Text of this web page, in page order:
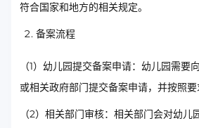
符合国家和地方的相关规定。
备案流程
（1）幼儿园提交备案申请：幼儿园需要
或相关政府部门提交备案申请，并按照要
（2）相关部门审核：相关部门会对幼